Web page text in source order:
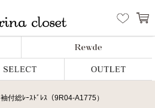
袖付総ﾚｰｽﾄﾞﾚｽ（9R04-A1775）